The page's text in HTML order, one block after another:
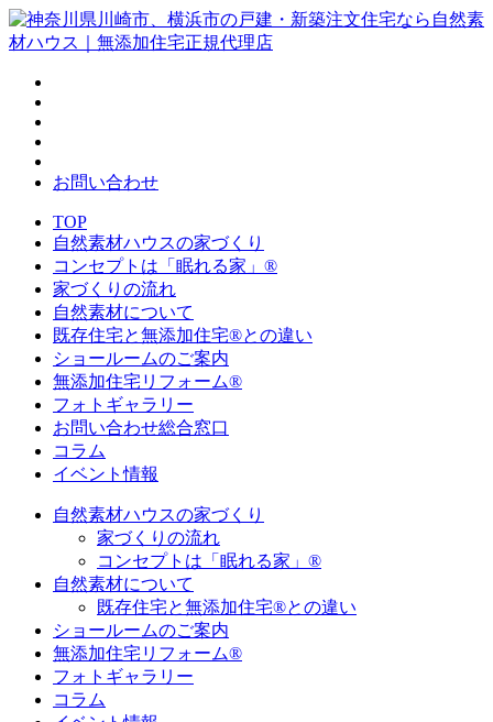
お問い合わせ
TOP
自然素材ハウスの家づくり
コンセプトは「眠れる家」®
家づくりの流れ
自然素材について
既存住宅と無添加住宅®との違い
ショールームのご案内
無添加住宅リフォーム®
フォトギャラリー
お問い合わせ総合窓口
コラム
イベント情報
自然素材ハウスの家づくり
家づくりの流れ
コンセプトは「眠れる家」®
自然素材について
既存住宅と無添加住宅®との違い
ショールームのご案内
無添加住宅リフォーム®
フォトギャラリー
コラム